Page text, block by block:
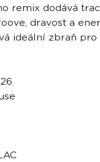
remix dodává
dravost a
ideální zbraň